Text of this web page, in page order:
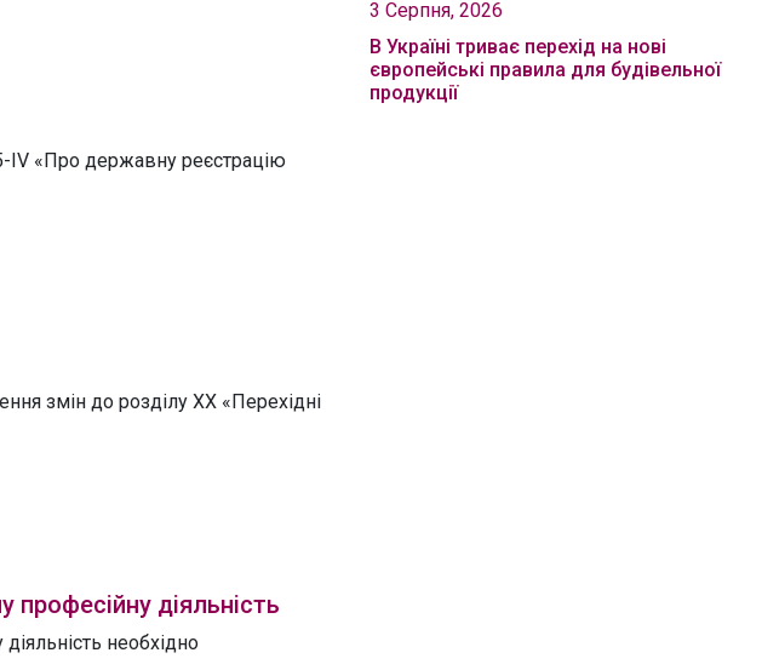
IV «Про державну реєстрацію
змін до розділу ХХ «Перехідні
діяльність
необхідно
3 Серпня, 2026
В Україні триває перехід на нові
європейські правила для будівельної
продукції